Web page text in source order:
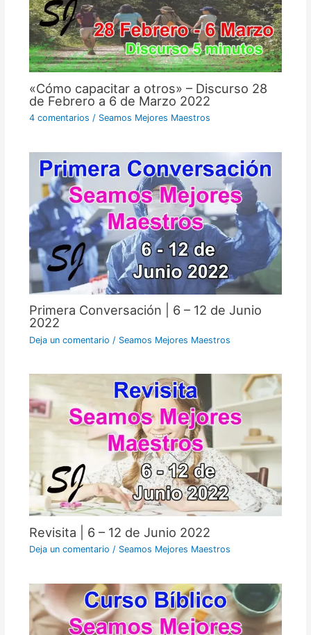
«Cómo capacitar a otros» – Discurso 28
de Febrero a 6 de Marzo 2022
4 comentarios / Seamos Mejores Maestros
Primera Conversación | 6 – 12 de Junio
2022
Deja un comentario / Seamos Mejores Maestros
Revisita | 6 – 12 de Junio 2022
Deja un comentario / Seamos Mejores Maestros